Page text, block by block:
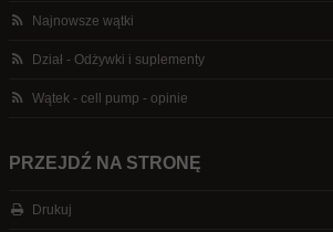
Najnowsze wątki
Dział - Odżywki i suplementy
Wątek - cell pump - opinie
PRZEJDŹ NA STRONĘ
Drukuj